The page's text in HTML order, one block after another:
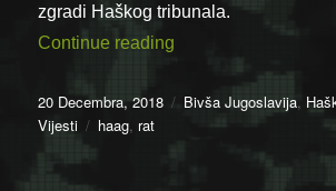
zgradi Haškog tribunala.
Continue reading
Posted
on
20 Decembra, 2018 Categories
Bivša Jugoslavija,
Vijesti
Tags
haag, rat